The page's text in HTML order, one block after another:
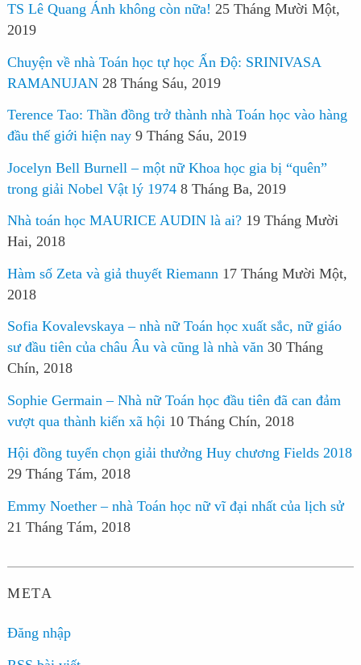
TS Lê Quang Ánh không còn nữa! 25 Tháng Mười Một,
2019
Chuyện về nhà Toán học tự học Ấn Độ: SRINIVASA
RAMANUJAN 28 Tháng Sáu, 2019
Terence Tao: Thần đồng trở thành nhà Toán học vào hàng
đầu thế giới hiện nay 9 Tháng Sáu, 2019
Jocelyn Bell Burnell – một nữ Khoa học gia bị “quên”
trong giải Nobel Vật lý 1974 8 Tháng Ba, 2019
Nhà toán học MAURICE AUDIN là ai? 19 Tháng Mười
Hai, 2018
Hàm số Zeta và giả thuyết Riemann 17 Tháng Mười Một,
2018
Sofia Kovalevskaya – nhà nữ Toán học xuất sắc, nữ giáo
sư đầu tiên của châu Âu và cũng là nhà văn 30 Tháng
Chín, 2018
Sophie Germain – Nhà nữ Toán học đầu tiên đã can đảm
vượt qua thành kiến xã hội 10 Tháng Chín, 2018
Hội đồng tuyển chọn giải thưởng Huy chương Fields 2018
29 Tháng Tám, 2018
Emmy Noether – nhà Toán học nữ vĩ đại nhất của lịch sử
21 Tháng Tám, 2018
META
Đăng nhập